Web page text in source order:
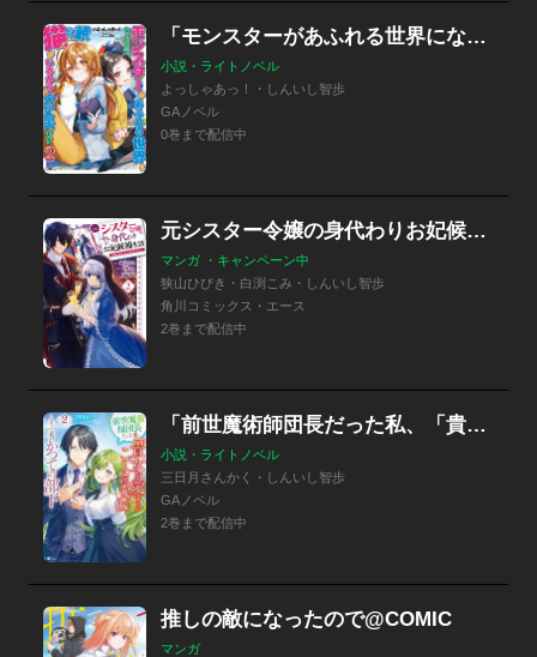
「モンスターがあふれる世界になったけど、頼れる猫がいるから大丈夫です」シリーズ
小説・ライトノベル
よっしゃあっ！・しんいし智歩
GAノベル
0巻まで配信中
元シスター令嬢の身代わりお妃候補生活 ～神様に無礼な人はこの私が許しません～
マンガ ・キャンペーン中
狭山ひびき・白渕こみ・しんいし智歩
角川コミックス・エース
2巻まで配信中
「前世魔術師団長だった私、「貴女を愛することはない」と言った夫が、かつての部下」シリーズ
小説・ライトノベル
三日月さんかく・しんいし智歩
GAノベル
2巻まで配信中
推しの敵になったので@COMIC
マンガ